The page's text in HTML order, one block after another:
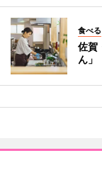
食べる
佐賀
ん